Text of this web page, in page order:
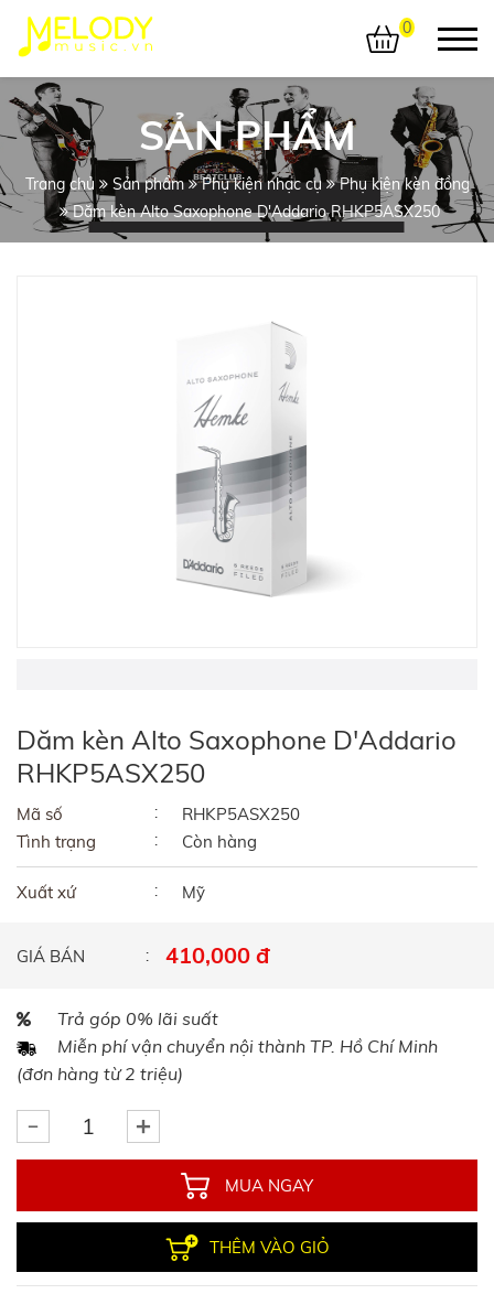
0
SẢN PHẨM
Trang chủ Sản phẩm Phụ kiện nhạc cụ
Phụ kiện kèn đồng
Dăm kèn Alto Saxophone D'Addario RHKP5ASX250
Dăm kèn Alto Saxophone D'Addario
RHKP5ASX250
Mã số
RHKP5ASX250
Tình trạng
Còn hàng
Xuất xứ Mỹ
GIÁ BÁN 410,000 đ
Trả góp 0% lãi suất
Miễn phí vận chuyển nội thành TP. Hồ Chí Minh
(đơn hàng từ 2 triệu)
MUA NGAY
THÊM VÀO GIỎ